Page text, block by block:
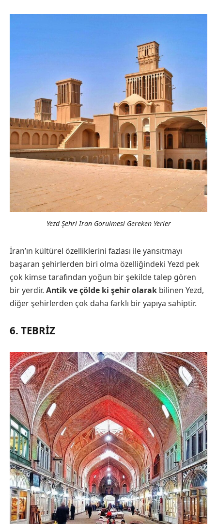
Yezd Şehri İran Görülmesi Gereken Yerler
İran’ın kültürel özelliklerini fazlası ile yansıtmayı
başaran şehirlerden biri olma özelliğindeki Yezd pek
çok kimse tarafından yoğun bir şekilde talep gören
bir yerdir. Antik ve çölde ki şehir olarak bilinen Yezd,
diğer şehirlerden çok daha farklı bir yapıya sahiptir.
6. TEBRIZ